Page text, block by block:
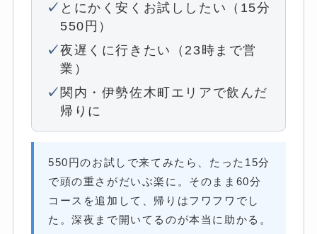
とにかく安くお試ししたい（15分
550円）
夜遅くに行きたい（23時まで営
業）
関内・伊勢佐木町エリアで飲んだ
帰りに
550円のお試しで来てみたら、たった15分
で頭の重さがだいぶ楽に。そのまま60分
コースを追加して、帰りはフワフワでし
た。深夜まで開いてるのが本当に助かる。